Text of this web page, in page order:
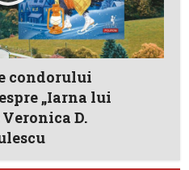
condorului
„Iarna lui
D.